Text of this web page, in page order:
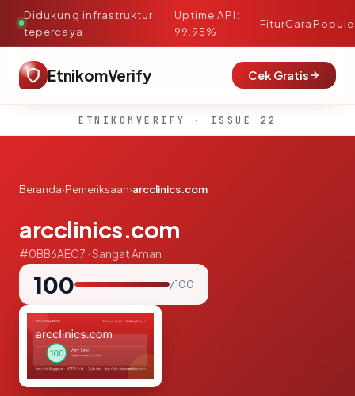
Didukung infrastruktur
tepercaya
·
Uptime API:
99.95%
FiturCara
EtnikomVerify Cek Gratis
ETNIKOMVERIFY · ISSUE 22
Beranda›Pemeriksaan›arcclinics.com
arcclinics.com
#0BB6AEC7 · Sangat Aman
100 / 100